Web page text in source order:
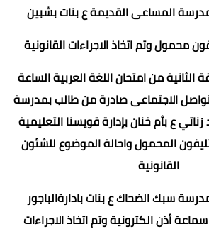
المساعى القديمة ع بنات بشبين
محمول وتم اتخاذ الاجراءات القانونية
الثانية من امتحان اللغة العربية الساعة
التواصل الاجتماعى صادرة من طالب بمدرسة
ع بأم خنان بإدارة قويسنا التعليمية
المحمول واحالة الموضوع للشئون
القانونية
سبك الضحاك ع بنات بادارةالباجور
أذن الكترونية وتم اتخاذ الاجراءات